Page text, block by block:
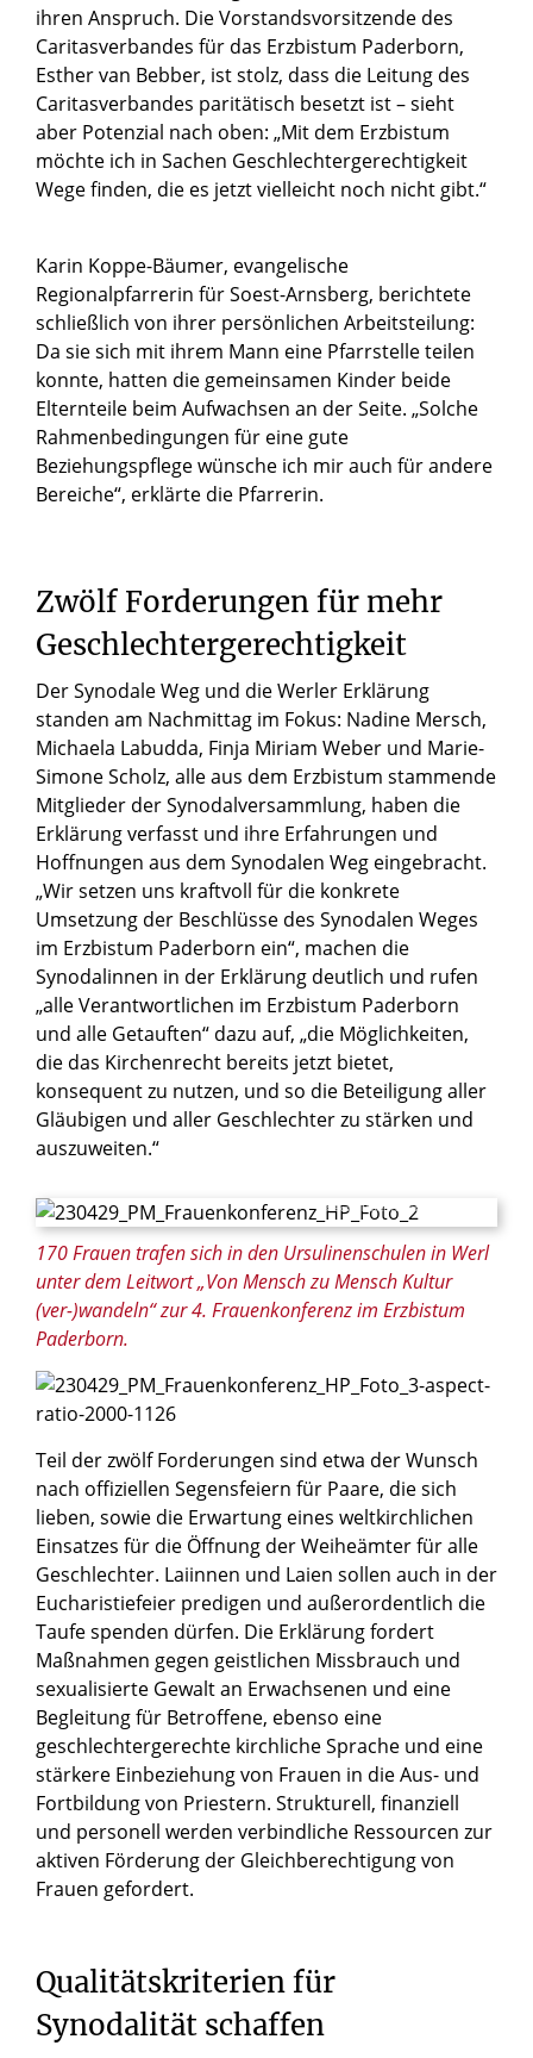
© Besim Mazhiqi/Erzbistusm Paderborn
170 Frauen trafen sich in den Ursulinenschulen in Werl
unter dem Leitwort „Von Mensch zu Mensch Kultur
(ver-)wandeln“ zur 4. Frauenkonferenz im Erzbistum
Paderborn.
ihren Anspruch. Die Vorstandsvorsitzende des
Caritasverbandes für das Erzbistum Paderborn,
Esther van Bebber, ist stolz, dass die Leitung des
Caritasverbandes paritätisch besetzt ist – sieht
aber Potenzial nach oben: „Mit dem Erzbistum
möchte ich in Sachen Geschlechtergerechtigkeit
Wege finden, die es jetzt vielleicht noch nicht gibt.“
Karin Koppe-Bäumer, evangelische
Regionalpfarrerin für Soest-Arnsberg, berichtete
schließlich von ihrer persönlichen Arbeitsteilung:
Da sie sich mit ihrem Mann eine Pfarrstelle teilen
konnte, hatten die gemeinsamen Kinder beide
Elternteile beim Aufwachsen an der Seite. „Solche
Rahmenbedingungen für eine gute
Beziehungspflege wünsche ich mir auch für andere
Bereiche“, erklärte die Pfarrerin.
Zwölf Forderungen für mehr
Geschlechtergerechtigkeit
Der Synodale Weg und die Werler Erklärung
standen am Nachmittag im Fokus: Nadine Mersch,
Michaela Labudda, Finja Miriam Weber und Marie-
Simone Scholz, alle aus dem Erzbistum stammende
Mitglieder der Synodalversammlung, haben die
Erklärung verfasst und ihre Erfahrungen und
Hoffnungen aus dem Synodalen Weg eingebracht.
„Wir setzen uns kraftvoll für die konkrete
Umsetzung der Beschlüsse des Synodalen Weges
im Erzbistum Paderborn ein“, machen die
Synodalinnen in der Erklärung deutlich und rufen
„alle Verantwortlichen im Erzbistum Paderborn
und alle Getauften“ dazu auf, „die Möglichkeiten,
die das Kirchenrecht bereits jetzt bietet,
konsequent zu nutzen, und so die Beteiligung aller
Gläubigen und aller Geschlechter zu stärken und
auszuweiten.“
Teil der zwölf Forderungen sind etwa der Wunsch
nach offiziellen Segensfeiern für Paare, die sich
lieben, sowie die Erwartung eines weltkirchlichen
Einsatzes für die Öffnung der Weiheämter für alle
Geschlechter. Laiinnen und Laien sollen auch in der
Eucharistiefeier predigen und außerordentlich die
Taufe spenden dürfen. Die Erklärung fordert
Maßnahmen gegen geistlichen Missbrauch und
sexualisierte Gewalt an Erwachsenen und eine
Begleitung für Betroffene, ebenso eine
geschlechtergerechte kirchliche Sprache und eine
stärkere Einbeziehung von Frauen in die Aus- und
Fortbildung von Priestern. Strukturell, finanziell
und personell werden verbindliche Ressourcen zur
aktiven Förderung der Gleichberechtigung von
Frauen gefordert.
Qualitätskriterienfür
Synodalität schaffen